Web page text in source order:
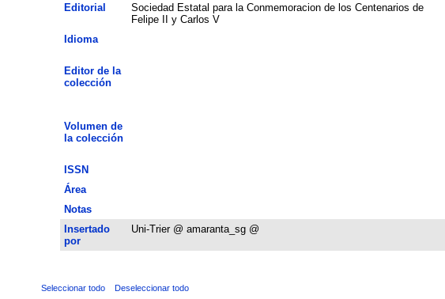
Editorial
Sociedad Estatal para la Conmemoracion de los Centenarios de
Felipe II y Carlos V
Idioma
Editor de la
colección
Volumen de
la colección
ISSN
Área
Notas
Insertado
por
Uni-Trier @ amaranta_sg @
Seleccionar todo Deseleccionar todo